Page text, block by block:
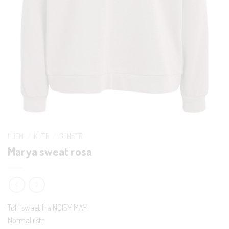
Marya sweat rosa
Tøff swaet fra NOISY MAY.
Normal i str.